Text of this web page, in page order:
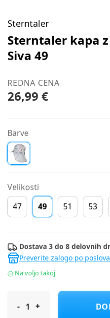
Sterntaler
Sterntaler kapa z
Siva 49
REDNA CENA
26,99 €
Barve
Velikosti
47
49 51 53
Dostava 3 do 8 delovnih
Preverite zalogo po
Na voljo takoj
Sterntaler kapa z zaščito